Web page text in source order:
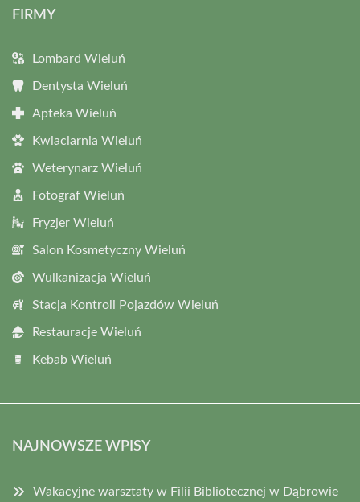
FIRMY
Lombard Wieluń
Dentysta Wieluń
Apteka Wieluń
Kwiaciarnia Wieluń
Weterynarz Wieluń
Fotograf Wieluń
Fryzjer Wieluń
Salon Kosmetyczny Wieluń
Wulkanizacja Wieluń
Stacja Kontroli Pojazdów Wieluń
Restauracje Wieluń
Kebab Wieluń
NAJNOWSZE WPISY
Wakacyjne warsztaty w Filii Bibliotecznej w Dąbrowie